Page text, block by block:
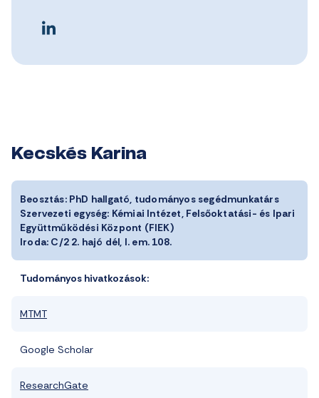
Kecskés Karina
Beosztás: PhD hallgató, tudományos segédmunkatárs
Szervezeti egység: Kémiai Intézet, Felsőoktatási- és Ipari
Együttműködési Központ (FIEK)
Iroda: C/2 2. hajó dél, I. em. 108.
Tudományos hivatkozások:
MTMT
Google Scholar
ResearchGate